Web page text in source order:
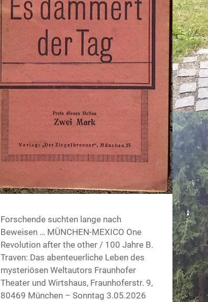
Forschende suchten lange nach
Beweisen … MÜNCHEN-MEXICO One
Revolution after the other / 100 Jahre B.
Traven: Das abenteuerliche Leben des
mysteriösen Weltautors Fraunhofer
Theater und Wirtshaus, Fraunhoferstr. 9,
80469 München – Sonntag 3.05.2026